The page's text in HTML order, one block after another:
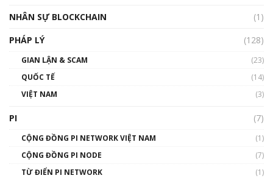
01:32:59
gió ấm
Talkshow 14: MemeCoin – Trò đùa tỷ đô
01:29:26
NHÂN SỰ BLOCKCHAIN
(1)
PHÁP LÝ
(128)
GIAN LẬN & SCAM
(23)
QUỐC TẾ
(14)
VIỆT NAM
(3)
PI (7)
CỘNG ĐỒNG PI NETWORK VIỆT NAM
(1)
CỘNG ĐỒNG PI NODE
(7)
TỪ ĐIỂN PI NETWORK
(1)